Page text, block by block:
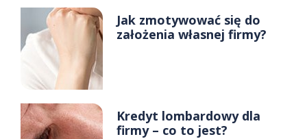
Jak zmotywować się do
założenia własnej firmy?
Kredyt lombardowy dla
firmy – co to jest?